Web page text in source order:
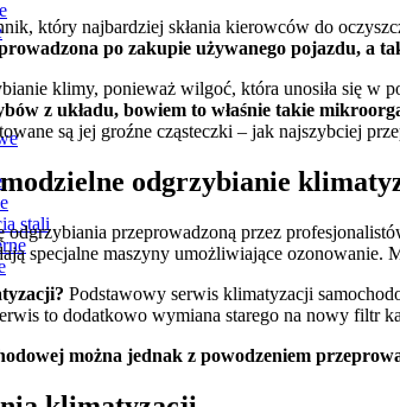
stali
który najbardziej skłania kierowców do
po zakupie używanego pojazdu, a
klimy, ponieważ wilgoć, która unosiła się
z układu, bowiem to właśnie takie
są jej groźne cząsteczki – jak najszybciej
odgrzybianie
odgrzybiania przeprowadzoną przez
specjalne maszyny umożliwiające
Podstawowy serwis klimatyzacji
to dodatkowo wymiana starego na nowy filtr
można jednak z powodzeniem